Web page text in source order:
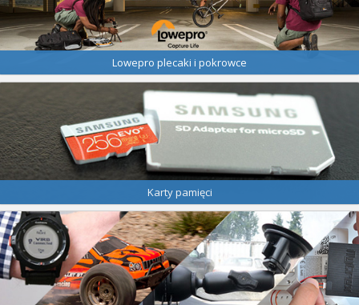
Lowepro plecaki i pokrowce
Karty pamięci